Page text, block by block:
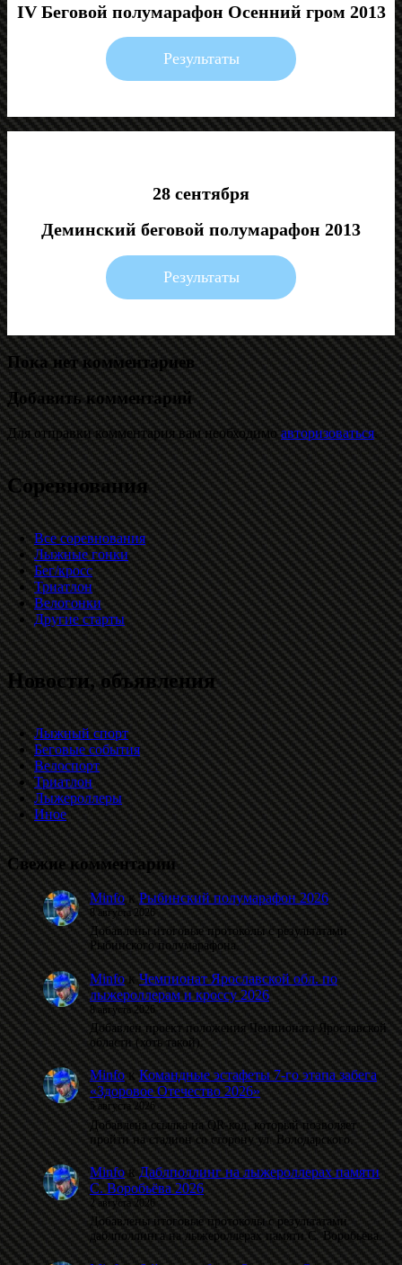
IV Беговой полумарафон Осенний гром 2013
Результаты
28 сентября
Деминский беговой полумарафон 2013
Результаты
Пока нет комментариев
Добавить комментарий
Для отправки комментария вам необходимоавторизоваться.
Соревнования
Все соревнования
Лыжные гонки
Бег/кросс
Триатлон
Велогонки
Другие старты
Новости, объявления
Лыжный спорт
Беговые события
Велоспорт
Триатлон
Лыжероллеры
Иное
Свежие комментарии
MinfoкРыбинский полумарафон 2026
8 августа 2026
Добавлены итоговые протоколы с результатами
Рыбинского полумарафона.
MinfoкЧемпионат Ярославской обл. по
лыжероллерам и кроссу 2026
8 августа 2026
Добавлен проект положения Чемпионата Ярославской
области (хоть такой).
MinfoкКомандные эстафеты 7-го этапа забега
«Здоровое Отечество 2026»
5 августа 2026
Добавлена ссылка на QR-код, который позволяет
пройти на стадион со сторону ул. Володарского.
MinfoкДаблполлинг на лыжероллерах памяти
С. Воробьёва 2026
2 августа 2026
Добавлены итоговые протоколы с результатами
даблполлинга на лыжероллерах памяти С. Воробьёва.